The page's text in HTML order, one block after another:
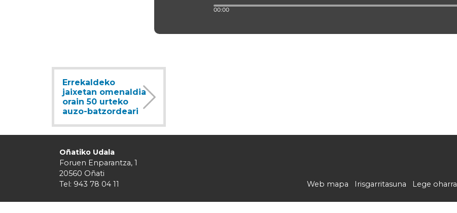
Errekaldeko
jaixetan omenaldia
orain 50 urteko
auzo-batzordeari
Oñatiko Udala
Foruen Enparantza, 1
20560 Oñati
Tel: 943 78 04 11
Web mapa Irisgarritasuna Lege oharra